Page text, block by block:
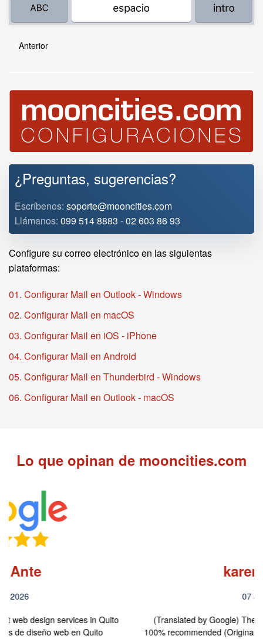
Anterior
¿Preguntas, sugerencias?
Escríbenos: soporte@mooncities.com
Llámanos: 099 514 8883 -02 603 86 93
Configure su correo electrónico en las siguientas
plataformas:
01. Configurar Mail en Outlook - Windows
02. Configurar Mail en macOS
03. Configurar Mail en iOS - iPhone
04. Configurar Mail en Android
05. Configurar Mail en Thunderbird - Windows
06. Configurar Mail en Outlook - macOS
Lo que opinan de mooncities.com
(Translated by Google) The best website designs in Ecuador,
100% recommended (Original) Los mejores diseños de páginas…